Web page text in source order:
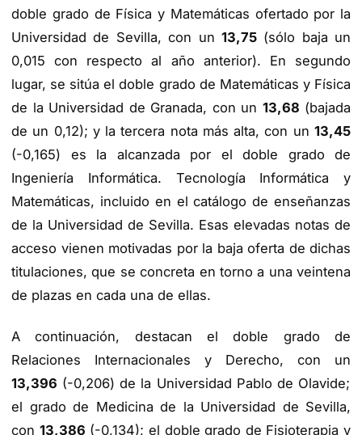
doble grado de Física y Matemáticas ofertado por la
Universidad de Sevilla, con un 13,75(sólo baja un
0,015 con respecto al año anterior). En segundo
lugar, se sitúa el doble grado de Matemáticas y Física
de la Universidad de Granada, con un 13,68 (bajada
de un 0,12); y la tercera nota más alta, con un 13,45
(-0,165) es la alcanzada por el doble grado de
Ingeniería Informática. Tecnología Informática y
Matemáticas, incluido en el catálogo de enseñanzas
de la Universidad de Sevilla. Esas elevadas notas de
acceso vienen motivadas por la baja oferta de dichas
titulaciones, que se concreta en torno a una veintena
de plazas en cada una de ellas.
A continuación, destacan el doble grado de
Relaciones Internacionales y Derecho, con un
13,396 (-0,206) de la Universidad Pablo de Olavide;
el grado de Medicina de la Universidad de Sevilla,
con 13,386 (-0,134); el doble grado de Fisioterapia y